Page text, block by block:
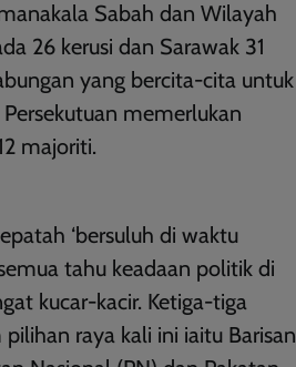
Sabah dan Wilayah
26 kerusi dan Sarawak 31
yang bercita-cita untuk
memerlukan
majoriti.
‘bersuluh di waktu
tahu keadaan politik di
kucar-kacir. Ketiga-tiga
raya kali ini iaitu Barisan